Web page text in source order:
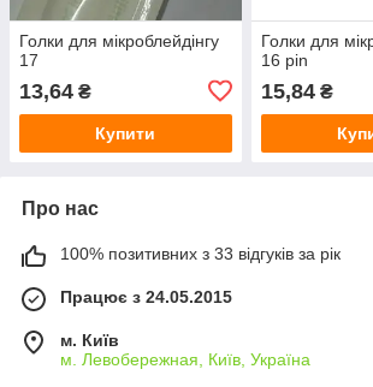
Голки для мікроблейдінгу
17
13,64 ₴
Купити
Голки для
16 pin
15,84₴
Про нас
100% позитивних з 33 відгуків за рік
Працює з 24.05.2015
м. Київ
м. Левобережная, Київ, Україна